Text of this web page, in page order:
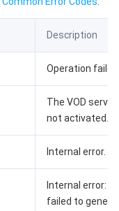
Description
Operation
The VOD
not activated.
Internal error.
Internal error:
failed to